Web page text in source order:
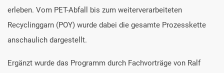
erleben. Vom PET-Abfall bis zum weiterverarbeiteten
Recyclinggarn (POY) wurde dabei die gesamte Prozesskette
anschaulich dargestellt.
Ergänzt wurde das Programm durch Fachvorträge von Ralf